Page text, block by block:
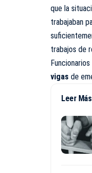
que la
trabajaban
trabajos de
vigas de
Leer Más